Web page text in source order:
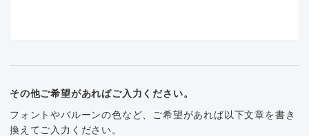
その他ご希望があればご入力ください。
フォントやバルーンの色など、ご希望があれば以下文章を書き
換えてご入力ください。